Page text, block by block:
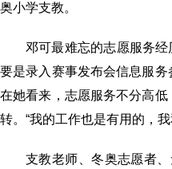
奥小学支教。
邓可最难忘的志愿服务
要是录入赛事发布会信息服务
在她看来，志愿服务不分高
转。“我的工作也是有用的，
支教老师、冬奥志愿者